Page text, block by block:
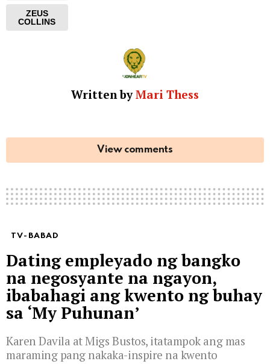
ZEUS
COLLINS
Written byMari Thess
View comments
TV-BABAD
Dating empleyado ng bangko
na negosyante na ngayon,
ibabahagi ang kwento ng buhay
sa ‘My Puhunan’
Karen Davila at Migs Bustos, itatampok ang mas
maraming pang nakaka-inspire na kwento